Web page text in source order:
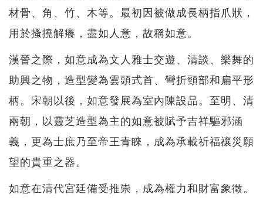
材骨、角、竹、木等。最初因被做成長柄指爪狀，
用於搔撓解癢，盡如人意，故稱如意。
漢晉之際，如意成為文人雅士交遊、清談、樂舞的
助興之物，造型變為雲頭式首、彎折頸部和扁平形
柄。宋朝以後，如意發展為室內陳設品。至明、清
兩朝，以靈芝造型為主的如意被賦予吉祥驅邪涵
義，更為士庶乃至帝王青睞，成為承載祈福禳災願
望的貴重之器。
如意在清代宮廷備受推崇，成為權力和財富象徵。